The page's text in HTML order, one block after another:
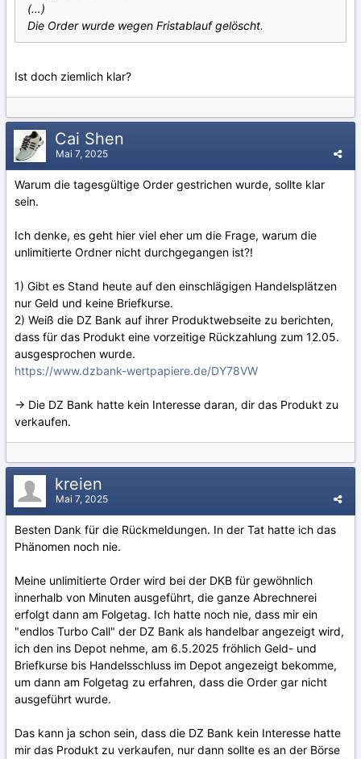
(…)
Die Order wurde wegen Fristablauf gelöscht.
Ist doch ziemlich klar?
Cai Shen
Mai 7, 2025
Warum die tagesgültige Order gestrichen wurde, sollte klar
sein.
Ich denke, es geht hier viel eher um die Frage, warum die
unlimitierte Ordner nicht durchgegangen ist?!
1) Gibt es Stand heute auf den einschlägigen Handelsplätzen
nur Geld und keine Briefkurse.
2) Weiß die DZ Bank auf ihrer Produktwebseite zu berichten,
dass für das Produkt eine vorzeitige Rückzahlung zum 12.05.
ausgesprochen wurde.
https://www.dzbank-wertpapiere.de/DY78VW
-> Die DZ Bank hatte kein Interesse daran, dir das Produkt zu
verkaufen.
kreien
Mai 7, 2025
Besten Dank für die Rückmeldungen. In der Tat hatte ich das
Phänomen noch nie.
Meine unlimitierte Order wird bei der DKB für gewöhnlich
innerhalb von Minuten ausgeführt, die ganze Abrechnerei
erfolgt dann am Folgetag. Ich hatte noch nie, dass mir ein
"endlos Turbo Call" der DZ Bank als handelbar angezeigt wird,
ich den ins Depot nehme, am 6.5.2025 fröhlich Geld- und
Briefkurse bis Handelsschluss im Depot angezeigt bekomme,
um dann am Folgetag zu erfahren, dass die Order gar nicht
ausgeführt wurde.
Das kann ja schon sein, dass die DZ Bank kein Interesse hatte
mir das Produkt zu verkaufen, nur dann sollte es an der Börse